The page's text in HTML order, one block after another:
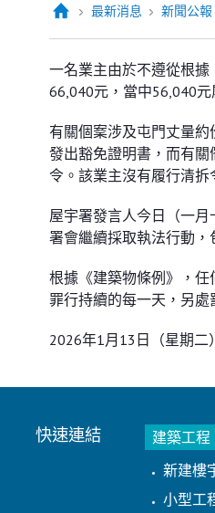
最新消息 新聞公報
業主不遵從清
一名業主由於不遵從根
66,040元，當中56,040
有關個䅁涉及屯門丈量
發出豁免證明書，而有
令。該業主沒有履行清拆
屋宇署發言人今日（一
署會繼續採取執法行動，
根據《建築物條例》，
罪行持續的每一天，另處
2026年1月13日（星期二）
快速連結
建築工程
新建樓
小型工